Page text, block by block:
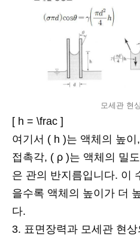
모세관 현
[ h = \frac ]
여기서 ( h )는 액체의 높
접촉각, ( ρ )는 액체의 밀
은 관의 반지름입니다. 이
을수록 액체의 높이가 더
다.
3. 표면장력과 모세관 현상